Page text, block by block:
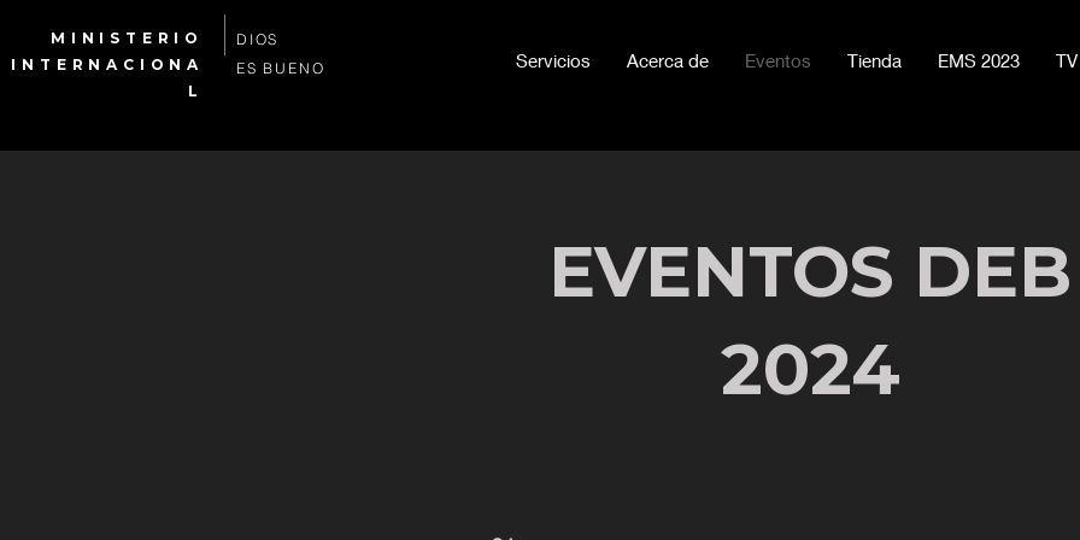
MINISTERIO
INTERNACIONA
L
DIOS
ES BUENO
Servicios Acerca de Eventos Tienda EMS 2023 TV
EVENTOS DEB
2024